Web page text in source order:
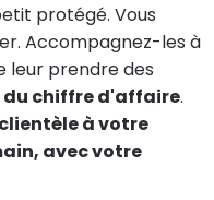
protégé. Vous
Accompagnez-les à
leur prendre des
du chiffre d'affaire.
à votre
avec votre